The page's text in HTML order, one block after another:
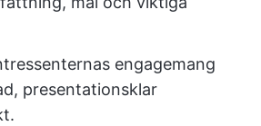
engagemang
presentationsklar